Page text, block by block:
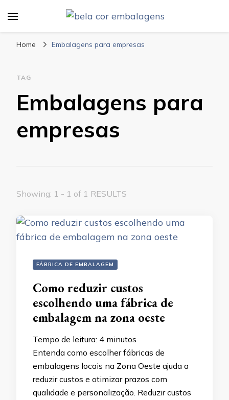
Home Embalagens para empresas
TAG
Embalagens para
empresas
Showing: 1 - 1 of 1 RESULTS
FÁBRICA DE EMBALAGEM
Como reduzir custos
escolhendo uma fábrica de
embalagem na zona oeste
Tempo de leitura: 4 minutos
Entenda como escolher fábricas de
embalagens locais na Zona Oeste ajuda a
reduzir custos e otimizar prazos com
qualidade e personalização. Reduzir custos